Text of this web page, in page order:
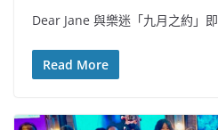
Dear Jane 與樂迷「九月之約」即
Read More